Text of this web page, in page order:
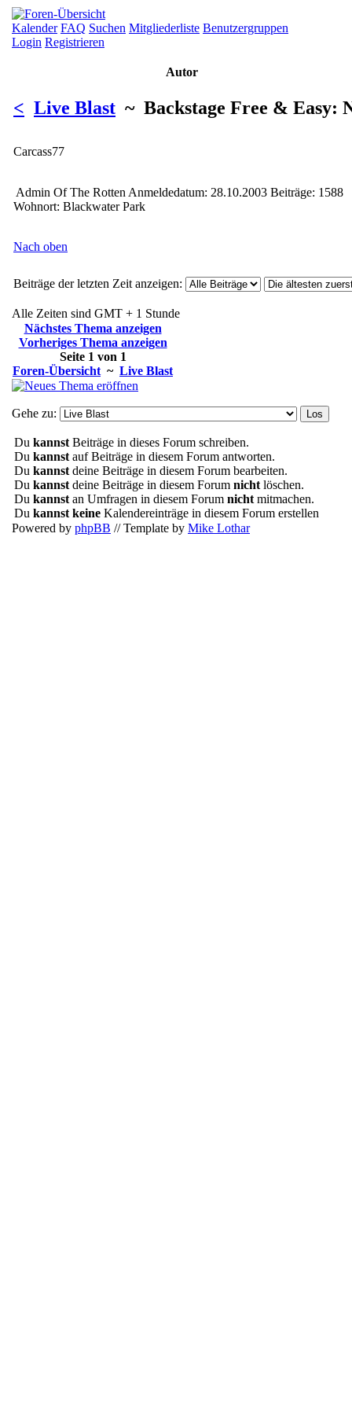
Kalender FAQ Suchen Mitgliederliste Benutzergruppen
Login Registrieren
Autor
< Live Blast ~ Backstage Free & Easy:
Carcass77
Admin Of The Rotten Anmeldedatum: 28.10.2003 Beiträge: 1588
Wohnort: Blackwater Park
Nach oben
Beiträge der letzten Zeit anzeigen:
Alle Zeiten sind GMT + 1 Stunde
Nächstes Thema anzeigen
Vorheriges Thema anzeigen
Seite 1 von 1
Foren-Übersicht ~ Live Blast
Gehe zu:
Du kannst Beiträge in dieses Forum schreiben.
Du kannst auf Beiträge in diesem Forum antworten.
Du kannst deine Beiträge in diesem Forum bearbeiten.
Du kannst deine Beiträge in diesem Forum nicht löschen.
Du kannst an Umfragen in diesem Forum nicht mitmachen.
Du kannst keine Kalendereinträge in diesem Forum erstellen
Powered by phpBB // Template by Mike Lothar